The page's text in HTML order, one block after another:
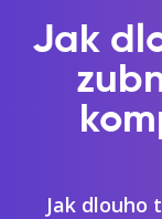
Jak
Jak dlouho